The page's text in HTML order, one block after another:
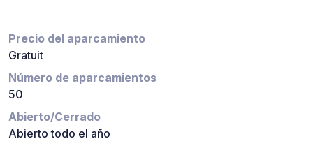
Precio del aparcamiento
Gratuit
Número de aparcamientos
50
Abierto/Cerrado
Abierto todo el año